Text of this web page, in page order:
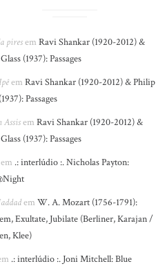
piresemRavi Shankar (1920-2012) &
(1937): Passages
emRavi Shankar (1920-2012) & Philip
Passages
AssisemRavi Shankar (1920-2012) &
(1937): Passages
em .: interlúdio :. Nicholas Payton:
emW. A. Mozart (1756-1791):
Exultate, Jubilate (Berliner, Karajan /
Klee)
.: interlúdio :. Joni Mitchell: Blue